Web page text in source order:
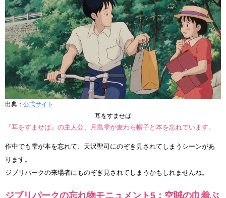
出典： 公式サイト
耳をすませば
『耳をすませば』の主人公、月島雫が麦わら帽子と本を忘れています。
作中でも雫が本を忘れて、天沢聖司にのぞき見されてしまうシーンがあ
ります。
ジブリパークの来場者にものぞき見されてしまうかもしれませんね。
ジブリパークの忘れ物モニュメント5：空賊の巾着ぶ